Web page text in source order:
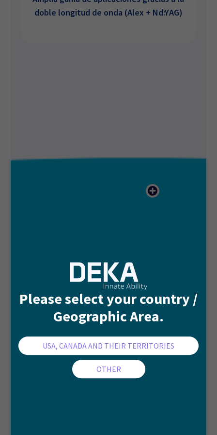
doble longitud de onda (Alex + Nd:YAG)
Please select your country /
Geographic Area.